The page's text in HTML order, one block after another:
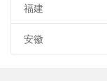
福建
安徽